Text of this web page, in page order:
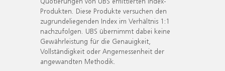
Produkten. Diese Produkte versuchen den
zugrundeliegenden Index im Verhältnis 1:1
nachzufolgen. UBS übernimmt dabei keine
Gewährleistung für die Genauigkeit,
Vollständigkeit oder Angemessenheit der
angewandten Methodik.